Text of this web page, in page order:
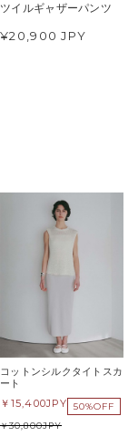
ツイルギャザーパンツ
¥20,900 JPY
コットンシルクタイトスカ
ート
15,400JPY 50%OFF
30,800JPY